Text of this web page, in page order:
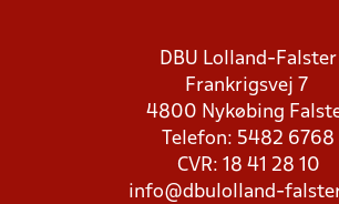
DBU Lolland-Falster
Frankrigsvej 7
4800 Nykøbing
Telefon: 5482 6768
CVR: 18 41 28 10
info@dbulolland-